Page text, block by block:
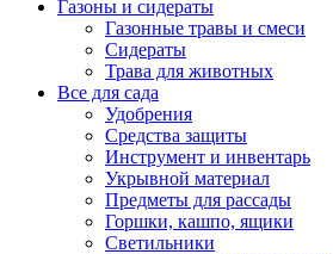
Газоны и сидераты
Газонные травы и смеси
Сидераты
Трава для животных
Все для сада
Удобрения
Средства защиты
Инструмент и инвентарь
Укрывной материал
Предметы для рассады
Горшки, кашпо, ящики
Светильники